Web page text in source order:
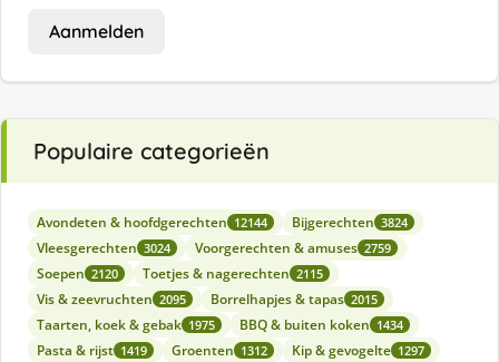
Aanmelden
Populaire categorieën
Avondeten & hoofdgerechten 12144 Bijgerechten 3824
Vleesgerechten 3024 Voorgerechten & amuses 2759
Soepen 2120 Toetjes & nagerechten 2115
Vis & zeevruchten 2095 Borrelhapjes & tapas 2015
Taarten, koek & gebak 1975 BBQ & buiten koken 1434
Pasta & rijst 1419 Groenten 1312 Kip & gevogelte 1297